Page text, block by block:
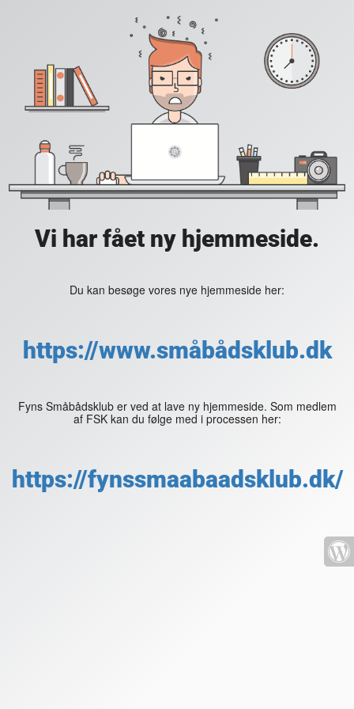
Vi har fået ny hjemmeside.
Du kan besøge vores nye hjemmeside her:
https://www.småbådsklub.dk
Fyns Småbådsklub er ved at lave ny hjemmeside. Som medlem
af FSK kan du følge med i processen her:
https://fynssmaabaadsklub.dk/